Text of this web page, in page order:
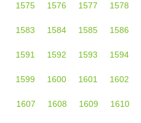
1575 1576 1577 1578
1583 1584 1585 1586
1591 1592 1593 1594
1599 1600 1601 1602
1607 1608 1609 1610